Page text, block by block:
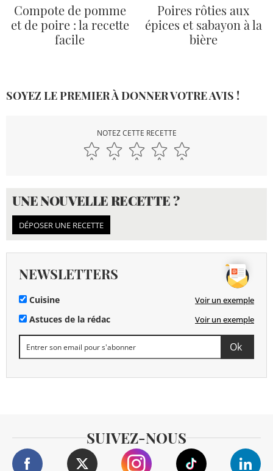
Compote de pomme
et de poire : la recette
facile
Poires rôties aux
épices et sabayon à la
bière
SOYEZ LE PREMIER À DONNER VOTRE AVIS !
NOTEZ CETTE RECETTE
UNE NOUVELLE RECETTE ?
DÉPOSER UNE RECETTE
NEWSLETTERS
Cuisine Voir un exemple
Astuces de la rédac Voir un exemple
SUIVEZ-NOUS